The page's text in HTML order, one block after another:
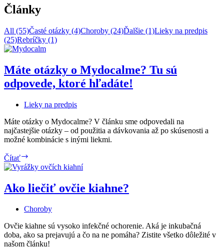
Články
All (55)Časté otázky (4)Choroby (24)Ďalšie (1)Lieky na predpis
(25)Rebríčky (1)
Máte otázky o Mydocalme? Tu sú
odpovede, ktoré hľadáte!
Lieky na predpis
Máte otázky o Mydocalme? V článku sme odpovedali na
najčastejšie otázky – od použitia a dávkovania až po skúsenosti a
možné kombinácie s inými liekmi.
Čítať
otázky
Mydocalme?
Tu
odpovede,
hľadáte!
Ako liečiť ovčie kiahne?
Choroby
Ovčie kiahne sú vysoko infekčné ochorenie. Aká je inkubačná
doba, ako sa prejavujú a čo na ne pomáha? Zistite všetko dôležité v
našom článku!